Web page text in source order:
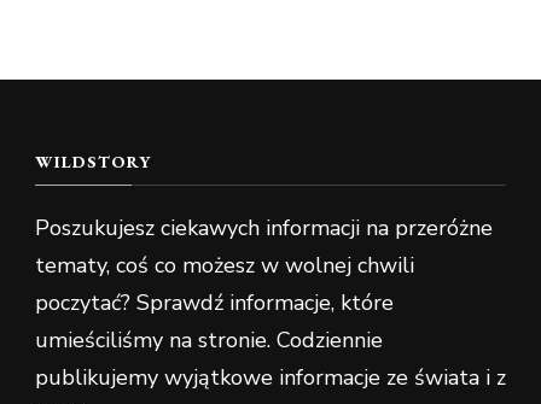
WILDSTORY
Poszukujesz ciekawych informacji na przeróżne
tematy, coś co możesz w wolnej chwili
poczytać? Sprawdź informacje, które
umieściliśmy na stronie. Codziennie
publikujemy wyjątkowe informacje ze świata i z